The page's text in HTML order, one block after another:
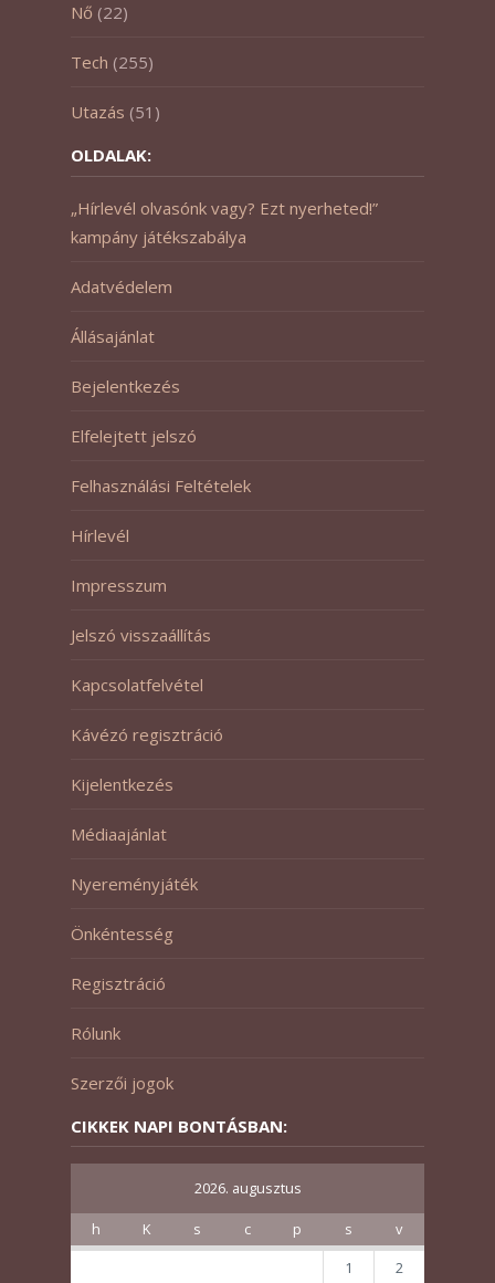
Nő (22)
Tech (255)
Utazás (51)
OLDALAK:
„Hírlevél olvasónk vagy? Ezt nyerheted!”
kampány játékszabálya
Adatvédelem
Állásajánlat
Bejelentkezés
Elfelejtett jelszó
Felhasználási Feltételek
Hírlevél
Impresszum
Jelszó visszaállítás
Kapcsolatfelvétel
Kávézó regisztráció
Kijelentkezés
Médiaajánlat
Nyereményjáték
Önkéntesség
Regisztráció
Rólunk
Szerzői jogok
CIKKEK NAPI BONTÁSBAN:
2026. augusztus
h K s c p s
v
1
2